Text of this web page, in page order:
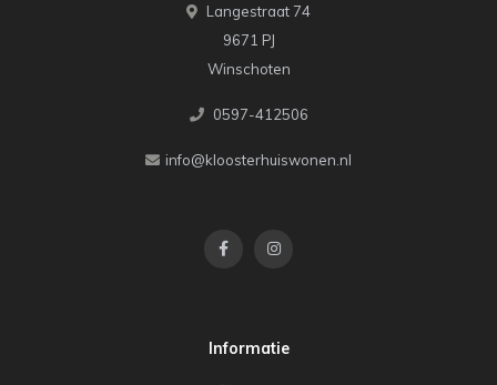
Langestraat 74
9671 PJ
Winschoten
0597-412506
info@kloosterhuiswonen.nl
Informatie